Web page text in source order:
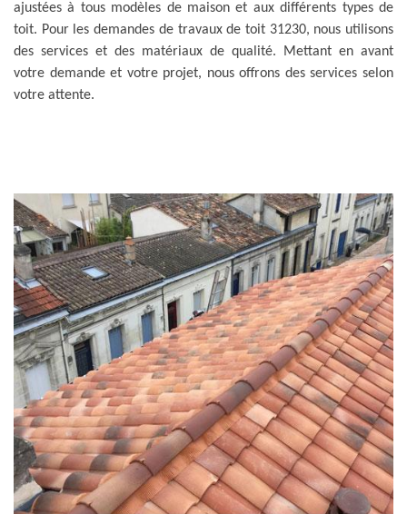
ajustées à tous modèles de maison et aux différents types de
toit. Pour les demandes de travaux de toit 31230, nous utilisons
des services et des matériaux de qualité. Mettant en avant
votre demande et votre projet, nous offrons des services selon
votre attente.